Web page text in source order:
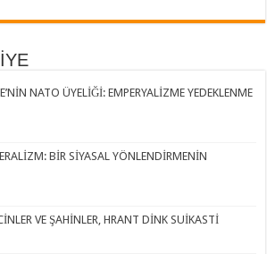
NATO ÜYELİĞİ: EMPERYALİZME YEDEKLENME
BİR SİYASAL YÖNLENDİRMENİN
VE ŞAHİNLER, HRANT DİNK SUİKASTİ